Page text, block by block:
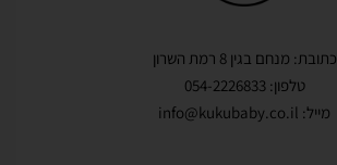
כתובת: מנחם בגין 8 רמת השרון
טלפון: 054-2226833
מייל: info@kukubaby.co.il